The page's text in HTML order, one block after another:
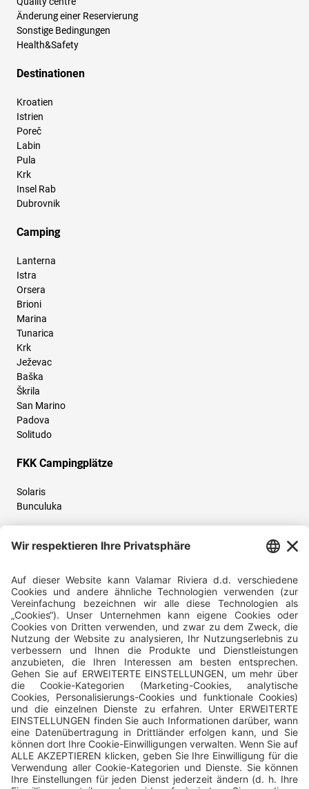
Änderung einer Reservierung
Sonstige Bedingungen
Health&Safety
Destinationen
Kroatien
Istrien
Poreč
Labin
Pula
Krk
Insel Rab
Dubrovnik
Camping
Lanterna
Istra
Orsera
Brioni
Marina
Tunarica
Krk
Ježevac
Baška
Škrila
San Marino
Padova
Solitudo
FKK Campingplätze
Solaris
Bunculuka
Folgen Sie uns und teilen Sie Ihr Urlaubserlebnis mit uns!